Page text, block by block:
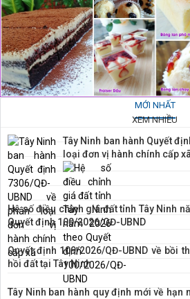
MỚI NHẤT
XEM NHIỀU
Tây Ninh ban hành Quyết
loại đơn vị hành chính cấp
Hệ số điều chỉnh giá đất tỉnh Tây Ninh
Quyết định 100/2026/QĐ-UBND
Quyết định 109/2026/QĐ-UBND về bồi
hồi đất tại Tây Ninh
Tây Ninh ban hành quy định mới về hạn